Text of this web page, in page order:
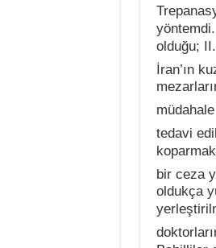
olduğu;
İran’ın
tedavi
bir ceza
oldukça